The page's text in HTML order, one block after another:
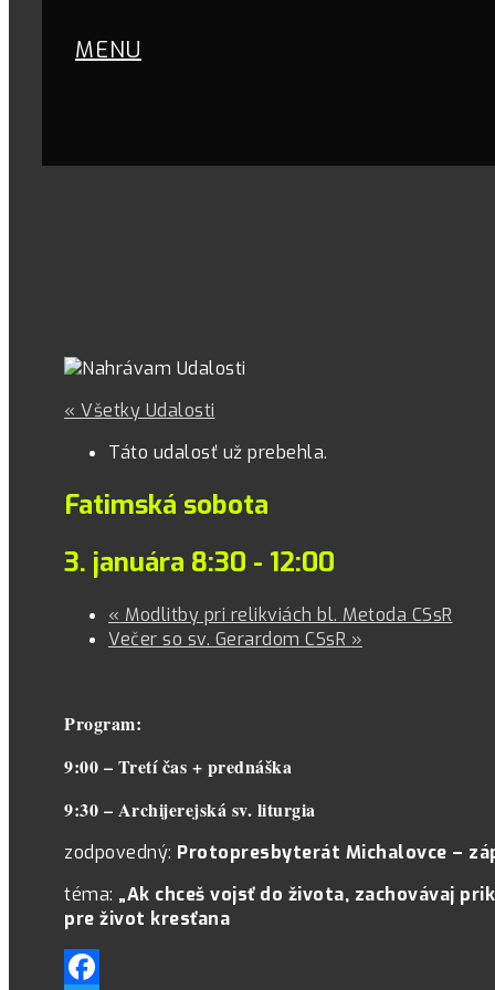
MENU
« Všetky Udalosti
Táto udalosť už prebehla.
Fatimská sobota
3. januára 8:30 - 12:00
« Modlitby pri relikviách bl. Metoda CSsR
Večer so sv. Gerardom CSsR »
Program:
9:00 – Tretí čas + prednáška
9:30 – Archijerejská sv. liturgia
zodpovedný: Protopresbyterát Michalovce –
téma: „Ak chceš vojsť do života, zachovávaj
pre život kresťana